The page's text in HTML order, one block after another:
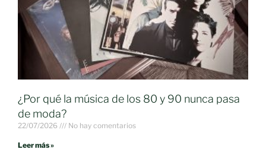
¿Por qué la música de los 80 y 90 nunca pasa
de moda?
22/07/2026 No hay comentarios
Leer más »